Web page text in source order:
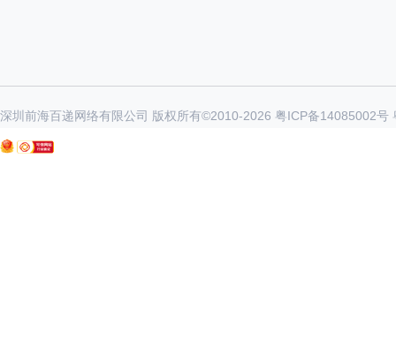
深圳前海百递网络有限公司 版权所有©2010-2026 粤ICP备14085002号